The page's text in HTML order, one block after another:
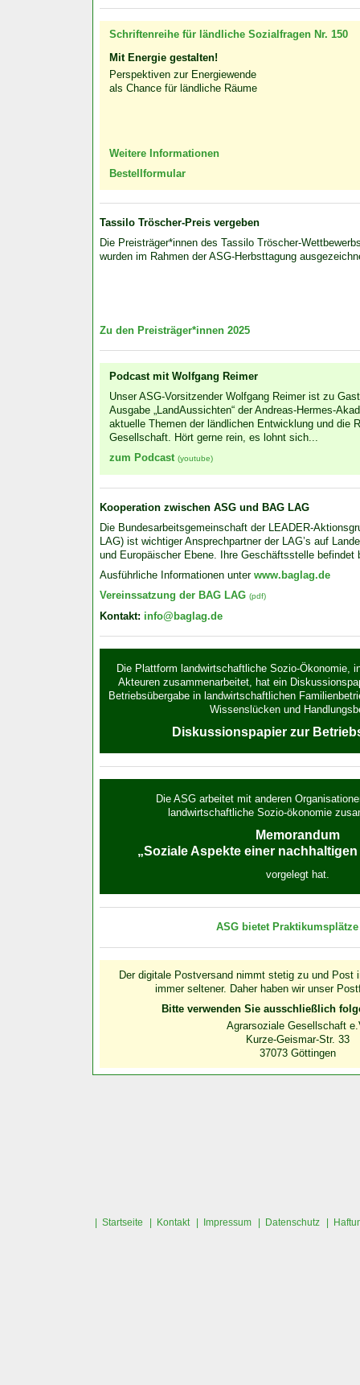
Schriftenreihe für ländliche Sozialfragen Nr. 150
Mit Energie gestalten!
Perspektiven zur Energiewende
als Chance für ländliche Räume
Weitere Informationen
Bestellformular
Tassilo Tröscher-Preis vergeben
Die Preisträger*innen des Tassilo Tröscher-
wurden im Rahmen der ASG-Herbsttagung
Zu den Preisträger*innen 2025
Podcast mit Wolfgang Reimer
Unser ASG-Vorsitzender Wolfgang Reimer ist zu
Ausgabe „LandAussichten“ der Andreas-Hermes-
aktuelle Themen der länd­lichen Ent­wicklung und die
Gesell­schaft. Hört gerne rein, es lohnt sich...
zum Podcast (youtube)
Kooperation zwischen ASG und BAG LAG
Die Bundes­arbeits­gemein­schaft der LEADER-
LAG) ist wich­tiger Ansprech­partner der LAG’s auf
und Euro­päischer Ebene. Ihre Geschäfts­stelle befindet
Ausführliche Informationen unter www.baglag.de
Vereinssatzung der BAG LAG (pdf)
Kontakt: info@baglag.de
Die Plattform landwirtschaftliche Sozio-Ökonomie,
Akteuren zusammen­arbeitet, hat ein
Betriebsübergabe in land­wirt­schaft­lichen
Wissens­lücken und
Diskussionspapier zur
Die ASG arbeitet mit anderen
landwirt­schaftliche Sozio-ökonomie
Memorandum
„Soziale Aspekte einer
vorgelegt hat.
ASG bietet
Der digitale Postversand nimmt stetig zu und Post
immer seltener. Daher haben wir unser
Bitte verwenden Sie ausschließlich
Agrarsoziale Gesellschaft
Kurze-Geismar-Str. 33
37073 Göttingen
| Startseite | Kontakt | Impressum | Datenschutz |